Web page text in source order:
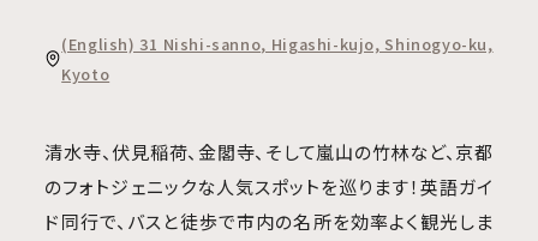
清水寺、伏見稲荷、金閣寺、そして嵐山の竹林など、京都
のフォトジェニックな人気スポットを巡ります！英語ガイ
ド同行で、バスと徒歩で市内の名所を効率よく観光しま
(English) 31 Nishi-sanno, Higashi-kujo, Shinogyo-ku,
Kyoto